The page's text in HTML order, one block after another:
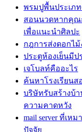
พรมปูพื้นประเภ
สอนนวดหากคุณ
เพื่อแนะนำศิลปะ
กฎการส่งดอกไ
ประตูห้องเย็นมีป
เจโบลท์คืออะไร
ค้นหาโรงเรียน
บริษัทรับสร้างบ้
ความคาดหวัง
mail server ที่เ
ปัจจัย